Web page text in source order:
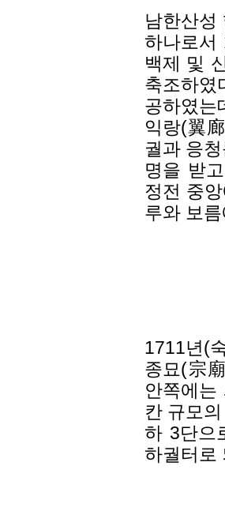
남한산성
하나로서
백제 및
축조하
공하였는
익랑(翼
궐과 응
명을 받
정전 중
루와 보
1711년(
종묘(宗
안쪽에
칸 규모
하 3단으
하궐터로